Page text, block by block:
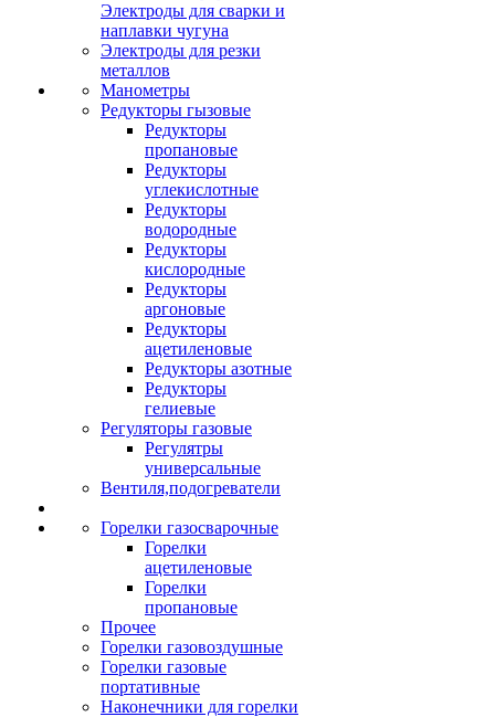
Электроды для сварки и
наплавки чугуна
Электроды для резки
металлов
Манометры
Редукторы гызовые
Редукторы
пропановые
Редукторы
углекислотные
Редукторы
водородные
Редукторы
кислородные
Редукторы
аргоновые
Редукторы
ацетиленовые
Редукторы азотные
Редукторы
гелиевые
Регуляторы газовые
Регулятры
универсальные
Вентиля,подогреватели
Горелки газосварочные
Горелки
ацетиленовые
Горелки
пропановые
Прочее
Горелки газовоздушные
Горелки газовые
портативные
Наконечники для горелки